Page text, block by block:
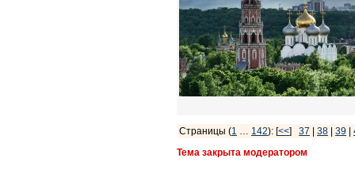
Страницы (1 … 142): [<<] 37 38 39
Тема закрыта модератором